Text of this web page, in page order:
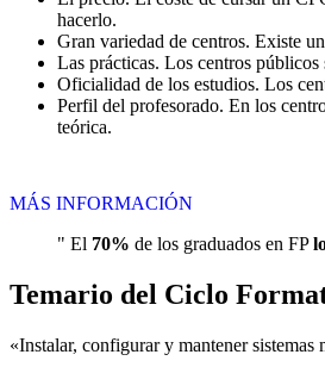
hacerlo.
Gran variedad de centros. Existe
Las prácticas. Los centros
Oficialidad de los estudios. Los
Perfil del profesorado. En los
teórica.
MÁS INFORMACIÓN
" El 70% de los graduados en FP
Temario del Ciclo
«Instalar, configurar y mantener